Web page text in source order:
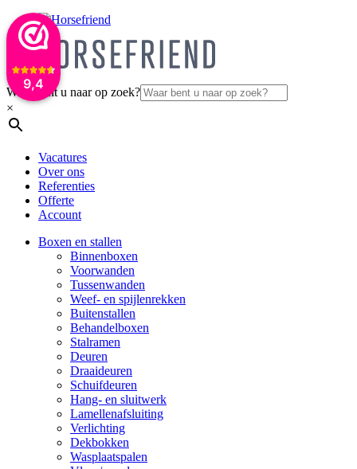
9,4
Waar bent u naar op zoek?
×
Vacatures
Over ons
Referenties
Offerte
Account
Boxen en stallen
Binnenboxen
Voorwanden
Tussenwanden
Weef- en spijlenrekken
Buitenstallen
Behandelboxen
Stalramen
Deuren
Draaideuren
Schuifdeuren
Hang- en sluitwerk
Lamellenafsluiting
Verlichting
Dekbokken
Wasplaatspalen